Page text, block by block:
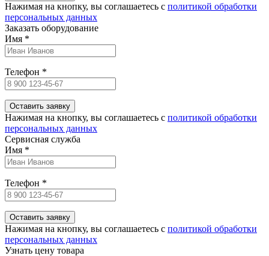
Нажимая на кнопку, вы соглашаетесь c политикой обработки
персональных данных
Заказать оборудование
Имя *
Телефон *
Нажимая на кнопку, вы соглашаетесь c политикой обработки
персональных данных
Сервисная служба
Имя *
Телефон *
Нажимая на кнопку, вы соглашаетесь c политикой обработки
персональных данных
Узнать цену товара